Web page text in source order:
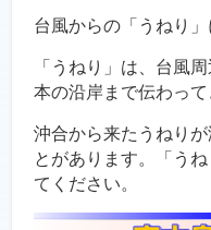
台風からの「うねり」
「うねり」は、台風
本の沿岸まで伝わって
沖合から来たうねり
とがあります。「う
てください。